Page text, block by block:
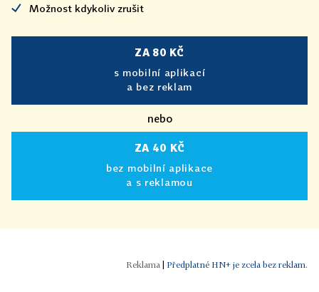
Možnost kdykoliv zrušit
ZA 80 KČ
s mobilní aplikací
a bez reklam
nebo
ZA 40 KČ
bez mobilní aplikace
a s reklamou
| Předplatné HN+ je zcela bez reklam.